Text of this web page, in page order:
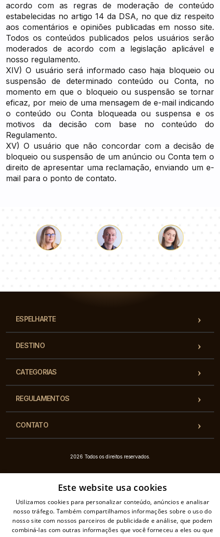
acordo com as regras de moderação de conteúdo
estabelecidas no artigo 14 da DSA, no que diz respeito
aos comentários e opiniões publicadas em nosso site.
Todos os conteúdos publicados pelos usuários serão
moderados de acordo com a legislação aplicável e
nosso regulamento.
XIV) O usuário será informado caso haja bloqueio ou
suspensão de determinado conteúdo ou Conta, no
momento em que o bloqueio ou suspensão se tornar
eficaz, por meio de uma mensagem de e-mail indicando
o conteúdo ou Conta bloqueada ou suspensa e os
motivos da decisão com base no conteúdo do
Regulamento.
XV) O usuário que não concordar com a decisão de
bloqueio ou suspensão de um anúncio ou Conta tem o
direito de apresentar uma reclamação, enviando um e-
mail para o ponto de contato.
ESPELHARTE
DESTINO
CATEGORIAS
REGULAMENTOS
CONTATO
2026 Todos os direitos reservados.
Este website usa cookies
Utilizamos cookies para personalizar conteúdo, anúncios e analisar
nosso tráfego. Também compartilhamos informações sobre o uso do
nosso site com nossos parceiros de publicidade e análise, que podem
combiná-las com outras informações que você forneceu a eles ou que